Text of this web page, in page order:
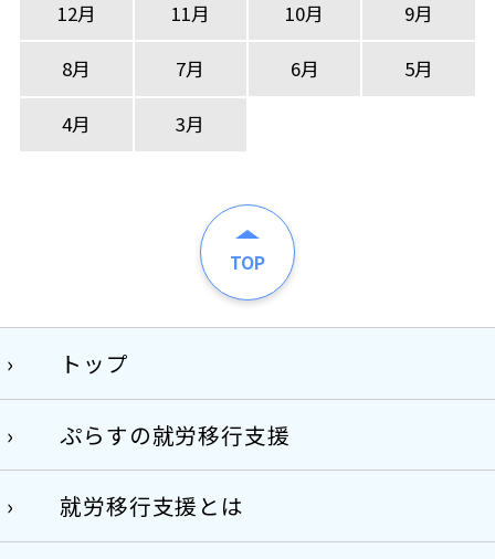
12月 11月 10月 9月
8月 7月 6月 5月
4月 3月
TOP
トップ
ぷらすの就労移行支援
就労移行支援とは